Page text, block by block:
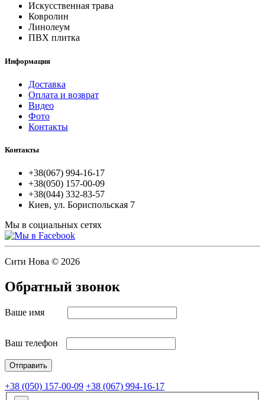
Искусственная трава
Ковролин
Линолеум
ПВХ плитка
Информация
Доставка
Оплата и возврат
Видео
Фото
Контакты
Контакты
+38(067) 994-16-17
+38(050) 157-00-09
+38(044) 332-83-57
Киев, ул. Бориспольская 7
Мы в социальных сетях
Сити Нова © 2026
Обратный звонок
Ваше имя
Ваш телефон
+38 (050) 157-00-09 +38 (067) 994-16-17